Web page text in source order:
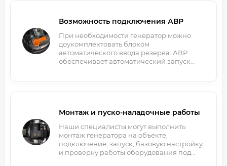
Возможность подключения АВР
При необходимости генератор можно
доукомплектовать блоком
автоматического ввода резерва. АВР
обеспечивает автоматический запуск
Монтаж и пуско-наладочные работы
Наши специалисты могут выполнить
монтаж генератора на объекте,
подключение, запуск, базовую настройку
и проверку работы оборудования под